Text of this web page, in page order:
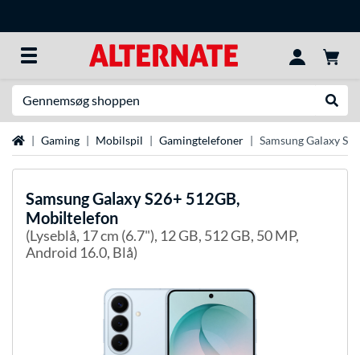
StartsideGaming Mobilspil Gamingtelefoner Samsung Galaxy
SamsungGalaxy S26+ 512GB,
Mobiltelefon
(Lyseblå, 17 cm (6.7"), 12 GB, 512 GB, 50 MP,
Android 16.0, Blå)